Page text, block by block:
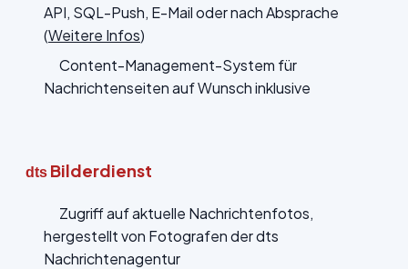
API, SQL-Push, E-Mail oder nach Absprache
(Weitere Infos)
Content-Management-System für
Nachrichtenseiten auf Wunsch inklusive
dts Bilderdienst
Zugriff auf aktuelle Nachrichtenfotos,
hergestellt von Fotografen der dts
Nachrichtenagentur